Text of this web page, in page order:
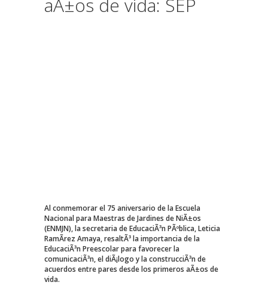
aÃ±os de vida: SEP
Al conmemorar el 75 aniversario de la Escuela
Nacional para Maestras de Jardines de NiÃ±os
(ENMJN), la secretaria de EducaciÃ³n PÃºblica, Leticia
RamÃ­rez Amaya, resaltÃ³ la importancia de la
EducaciÃ³n Preescolar para favorecer la
comunicaciÃ³n, el diÃ¡logo y la construcciÃ³n de
acuerdos entre pares desde los primeros aÃ±os de
vida.